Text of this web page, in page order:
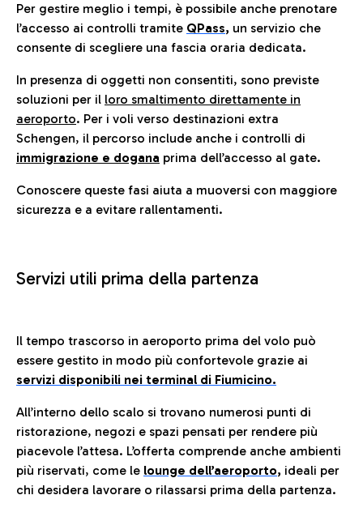
Per gestire meglio i tempi, è possibile anche prenotare
l’accesso ai controlli tramite QPass, un servizio che
consente di scegliere una fascia oraria dedicata.
In presenza di oggetti non consentiti, sono previste
soluzioni per il loro smaltimento direttamente in
aeroporto. Per i voli verso destinazioni extra
Schengen, il percorso include anche i controlli di
immigrazione e dogana prima dell’accesso al gate.
Conoscere queste fasi aiuta a muoversi con maggiore
sicurezza e a evitare rallentamenti.
Servizi utili prima della partenza
Il tempo trascorso in aeroporto prima del volo può
essere gestito in modo più confortevole grazie ai
servizi disponibili nei terminal di Fiumicino.
All’interno dello scalo si trovano numerosi punti di
ristorazione, negozi e spazi pensati per rendere più
piacevole l’attesa. L’offerta comprende anche ambienti
più riservati, come le lounge dell’aeroporto, ideali per
chi desidera lavorare o rilassarsi prima della partenza.